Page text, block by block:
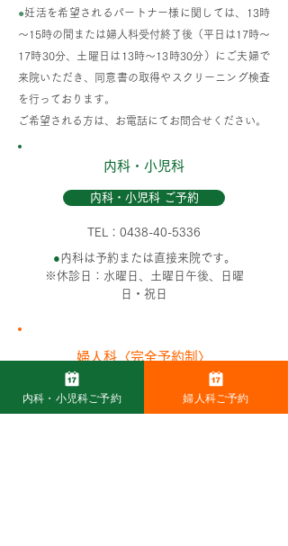
●妊活を希望されるパートナー様に関しては、13時
～15時の間または婦人科受付終了後（平日は17時～
17時30分、土曜日は13時～13時30分）にご夫婦で
来院いただき、同意書の取得やスクリーニング検査
を行っております。
ご希望される方は、お電話にてお問合せください。
内科・小児科
内科・小児科 ご予約
TEL：0438-40-5336
● 内科は予約または直接来院です。
※休診日：水曜日、土曜日午後、日曜
日・祝日
婦人科〈完全予約制〉
内科・小児科ご予約 婦人科ご予約